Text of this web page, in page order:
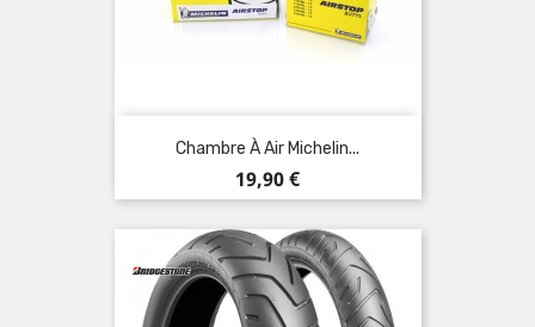
Chambre À Air Michelin...
Prix
19,90 €